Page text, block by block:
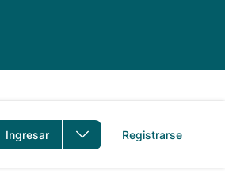
Ingresar Registrarse